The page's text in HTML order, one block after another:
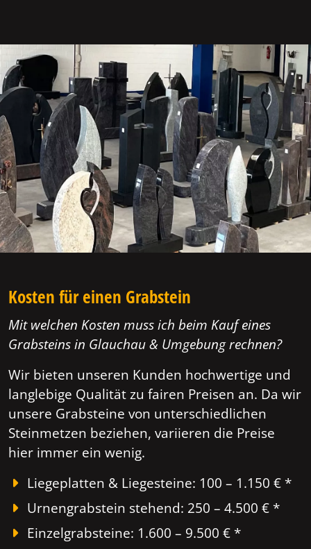
Kosten für einen Grabstein
Mit welchen Kosten muss ich beim Kauf eines
Grabsteins in Glauchau & Umgebung rechnen?
Wir bieten unseren Kunden hochwertige und
langlebige Qualität zu fairen Preisen an. Da wir
unsere Grabsteine von unterschiedlichen
Steinmetzen beziehen, variieren die Preise
hier immer ein wenig.
Liegeplatten & Liegesteine: 100 – 1.150 € *
Urnengrabstein stehend: 250 – 4.500 € *
Einzelgrabsteine: 1.600 – 9.500 € *